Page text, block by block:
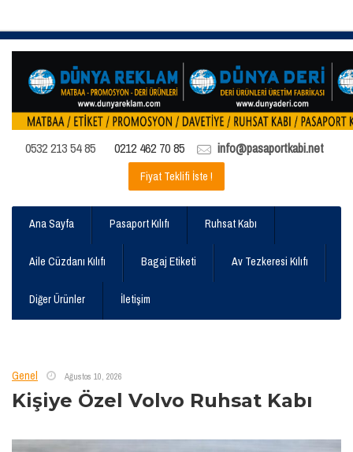
0532 213 54 85 0212 462 70 85 info@pasaportkabi.net
Fiyat Teklifi İste !
Ana Sayfa Pasaport Kılıfı Ruhsat Kabı
Aile Cüzdanı Kılıfı Bagaj Etiketi Av Tezkeresi Kılıfı
Diğer Ürünler İletişim
Genel Ağustos 10, 2026
Kişiye Özel Volvo Ruhsat Kabı